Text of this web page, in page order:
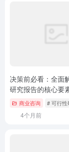
决策前必看：全面
研究报告的核心要
商业咨询 # 可行
4个月前